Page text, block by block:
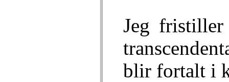
Jeg
blir fortalt i